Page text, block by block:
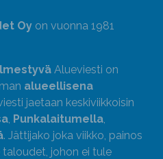
Oy on vuonna 1981
Alueviesti on
alueellisena
jaetaan keskiviikkoisin
, Punkalaitumella,
. Jättijako joka viikko, painos
johon ei tule